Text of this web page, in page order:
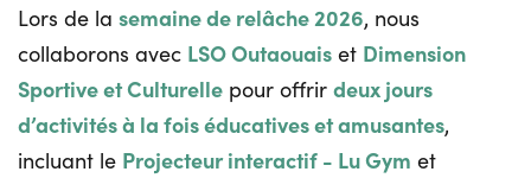
Lors de la semaine de relâche 2026, nous
collaborons avec LSO Outaouais et Dimension
Sportive et Culturelle pour offrir deux jours
d’activités à la fois éducatives et amusantes,
incluant le Projecteur interactif - Lu Gym et